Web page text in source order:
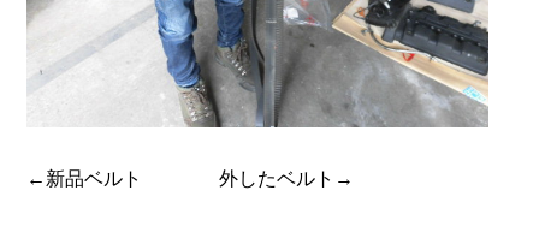
←新品ベルト 外したベルト→